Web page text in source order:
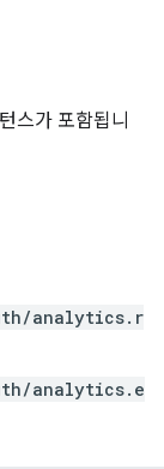
스가 포함됩니
analytics.r
analytics.e